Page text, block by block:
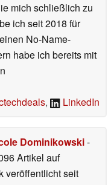
mich schließlich zu
ich seit 2018 für
No-Name-
habe ich bereits mit
, LinkedIn
Dominikowski-
Artikel auf
veröffentlichtseit